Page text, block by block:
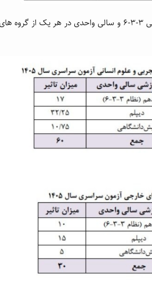
۳ – سهم نمره کل سابقه تحصیلی هر یک از پایه ها برای هر دو نظام آموزشی ۳-۳-۶ و سالی واحدی در هر یک از گروه